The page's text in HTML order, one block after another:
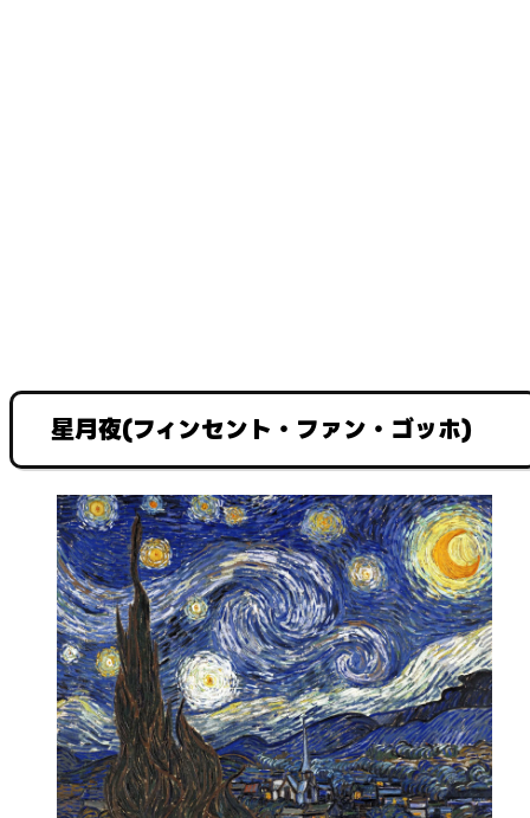
星月夜(フィンセント・ファン・ゴッホ)